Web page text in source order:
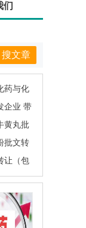
们
药与化
让
企业 带
即可运
黄丸批
让
批文转
让（包
）